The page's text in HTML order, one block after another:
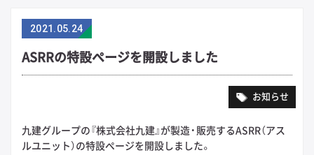
2021 . 05.24
お知らせ
ASRRの特設ページを開設しました
九建グループの『株式会社九建』が製造・販売するASRR（アス
ルユニット）の特設ページを開設しました。